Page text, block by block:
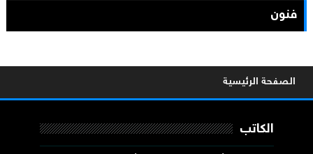
فنون
الصفحة الرئيسية
الكاتب